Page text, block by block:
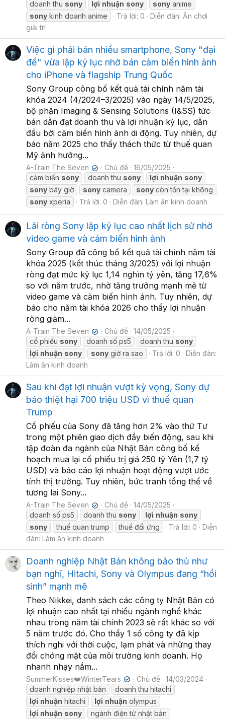
doanh thu sony lợi nhuận sony sony anime
sony kinh doanh anime Trả lời: 0 Diễn đàn: Ăn chơi
giải trí
Việc gì phải bán nhiều smartphone, Sony "đại
đế" vừa lập kỷ lục nhờ bán cảm biến hình ảnh
cho iPhone và flagship Trung Quốc
Sony Group công bố kết quả tài chính năm tài
khóa 2024 (4/2024–3/2025) vào ngày 14/5/2025,
bộ phận Imaging & Sensing Solutions (I&SS) tức
bán dẫn đạt doanh thu và lợi nhuận kỷ lục, dẫn
đầu bởi cảm biến hình ảnh di động. Tuy nhiên, dự
báo năm 2025 cho thấy thách thức từ thuế quan
Mỹ ảnh hưởng...
A-Train The Seven ✔ Chủ đề
16/05/2025
cảm biến sony doanh thu sony lợi nhuận sony
sony bây giờ sony camera sony còn tồn tại không
sony xperia Trả lời: 0 Diễn đàn: Làm ăn kinh doanh
Lãi ròng Sony lập kỷ lục cao nhất lịch sử nhờ
video game và cảm biến hình ảnh
Sony Group đã công bố kết quả tài chính năm tài
khóa 2025 (kết thúc tháng 3/2025) với lợi nhuận
ròng đạt mức kỷ lục 1,14 nghìn tỷ yên, tăng 17,6%
so với năm trước, nhờ tăng trưởng mạnh mẽ từ
video game và cảm biến hình ảnh. Tuy nhiên, dự
báo cho năm tài khóa 2026 cho thấy lợi nhuận
ròng giảm...
A-Train The Seven ✔ Chủ đề
14/05/2025
cổ phiếu sony doanh số ps5 doanh thu sony
lợi nhuận sony sony giờ ra sao Trả lời: 0
Diễn đàn:
Làm ăn kinh doanh
Sau khi đạt lợi nhuận vượt kỳ vọng, Sony dự
báo thiệt hại 700 triệu USD vì thuế quan
Trump
Cổ phiếu của Sony đã tăng hơn 2% vào thứ Tư
trong một phiên giao dịch đầy biến động, sau khi
tập đoàn đa ngành của Nhật Bản công bố kế
hoạch mua lại cổ phiếu trị giá 250 tỷ Yên (1,7 tỷ
USD) và báo cáo lợi nhuận hoạt động vượt ước
tính thị trường. Tuy nhiên, bức tranh tổng thể về
tương lai Sony...
A-Train The Seven ✔ Chủ đề
14/05/2025
doanh số ps5
doanh thu sony lợi nhuận sony
sony
thuế quan trump thuế đối ứng Trả lời: 0
Diễn
đàn: Làm ăn kinh doanh
Doanh nghiệp Nhật Bản không bảo thủ như
bạn nghĩ, Hitachi, Sony và Olympus đang “hồi
sinh” mạnh mẽ
Theo Nikkei, danh sách các công ty Nhật Bản có
lợi nhuận cao nhất tại nhiều ngành nghề khác
nhau trong năm tài chính 2023 sẽ rất khác so với
5 năm trước đó. Cho thấy 1 số công ty đã kịp
thích nghi với thời cuộc, lạm phát và những thay
đổi chóng mặt của môi trường kinh doanh. Họ
nhanh nhạy nắm...
SummerKisses❤️WinterTears ✔ Chủ đề
14/03/2024
doanh nghiệp nhật bản
doanh thu hitachi
lợi nhuận hitachi lợi nhuận olympus
lợi nhuận sony
ngành điện tử nhật bản